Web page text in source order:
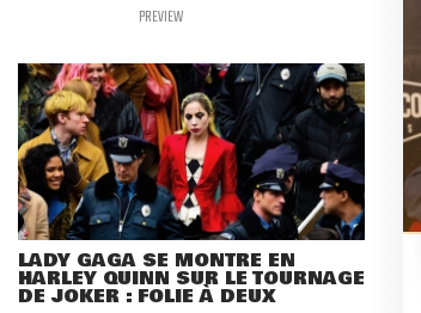
PREVIEW
LADY GAGA SE MONTRE EN
HARLEY QUINN SUR LE TOURNAGE
DE JOKER : FOLIE À DEUX